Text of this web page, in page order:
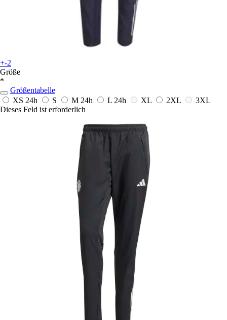
+-2
Größe
*
Größentabelle
XS 24h S M 24h L 24h XL 2XL
3XL
Dieses Feld ist erforderlich